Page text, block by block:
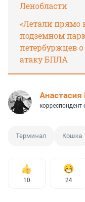
Ленобласти
«Летали прямо
подземном
петербуржцев
атаку БПЛА
Анастасия
корреспондент
Терминал Кошка
10 24